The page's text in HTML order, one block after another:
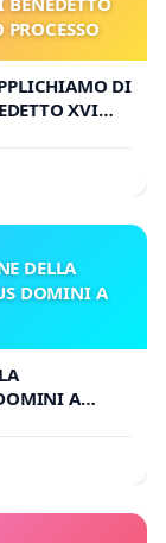
DI
XVI
DELLA
DOMINI A
A